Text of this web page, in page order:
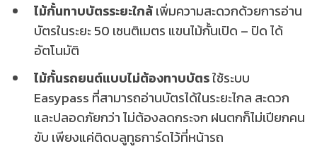
ไม้กั้นทาบบัตรระยะใกล้เพิ่มความสะดวกด้วยการอ่าน
บัตรในระยะ 50 เซนติเมตร แขนไม้กั้นเปิด – ปิด ได้
อัตโนมัติ
ไม้กั้นรถยนต์แบบไม่ต้องทาบบัตรใช้ระบบ
Easypass ที่สามารถอ่านบัตรได้ในระยะไกล สะดวก
และปลอดภัยกว่า ไม่ต้องลดกระจก ฝนตกก็ไม่เปียกคน
ขับ เพียงแค่ติดบลูทูธการ์ดไว้ที่หน้ารถ